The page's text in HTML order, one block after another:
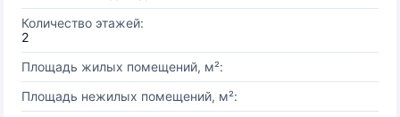
Количество этажей:
2
Площадь жилых помещений, м²:
Площадь нежилых помещений, м²: